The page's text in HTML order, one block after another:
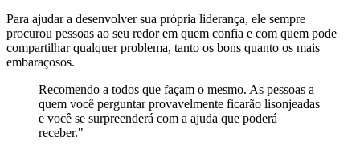
Para ajudar a desenvolver sua própria liderança, ele sempre
procurou pessoas ao seu redor em quem confia e com quem pode
compartilhar qualquer problema, tanto os bons quanto os mais
embaraçosos.
Recomendo a todos que façam o mesmo. As pessoas a
quem você perguntar provavelmente ficarão lisonjeadas
e você se surpreenderá com a ajuda que poderá
receber."